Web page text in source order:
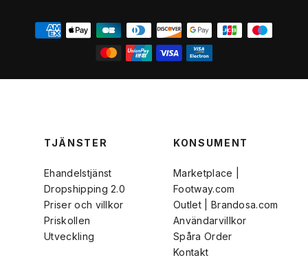
TJÄNSTER
Ehandelstjänst
Dropshipping 2.0
Priser och villkor
Priskollen
Utveckling
KONSUMENT
Marketplace |
Footway.com
Outlet | Brandosa.com
Användarvillkor
Spåra Order
Kontakt